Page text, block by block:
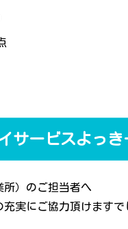
サービスよっ
所）のご担当者へ
充実にご協力頂けます